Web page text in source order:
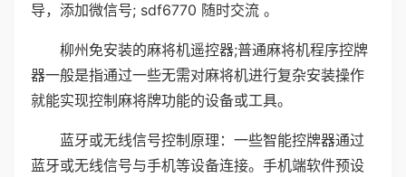
导，添加微信号; sdf6770 随时交流 。
柳州免安装的麻将机遥控器;普通麻将机程序控牌
器一般是指通过一些无需对麻将机进行复杂安装操作
就能实现控制麻将牌功能的设备或工具。
蓝牙或无线信号控制原理：一些智能控牌器通过
蓝牙或无线信号与手机等设备连接。手机端软件预设